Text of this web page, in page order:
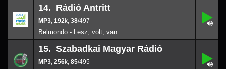
14.
14. Rádió Antritt
, 192k, 38/497
Belmondo - Lesz, volt, van
,
192k
497
15.
15. Szabadkai Magyar Rádió
, 256k, 85/495
,
256k
495